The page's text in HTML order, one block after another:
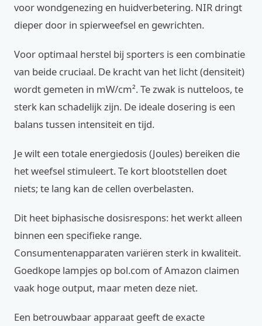
voor wondgenezing en huidverbetering. NIR dringt
dieper door in spierweefsel en gewrichten.
Voor optimaal herstel bij sporters is een combinatie
van beide cruciaal. De kracht van het licht (densiteit)
wordt gemeten in mW/cm². Te zwak is nutteloos, te
sterk kan schadelijk zijn. De ideale dosering is een
balans tussen intensiteit en tijd.
Je wilt een totale energiedosis (Joules) bereiken die
het weefsel stimuleert. Te kort blootstellen doet
niets; te lang kan de cellen overbelasten.
Dit heet biphasische dosisrespons: het werkt alleen
binnen een specifieke range.
Consumentenapparaten variëren sterk in kwaliteit.
Goedkope lampjes op bol.com of Amazon claimen
vaak hoge output, maar meten deze niet.
Een betrouwbaar apparaat geeft de exacte